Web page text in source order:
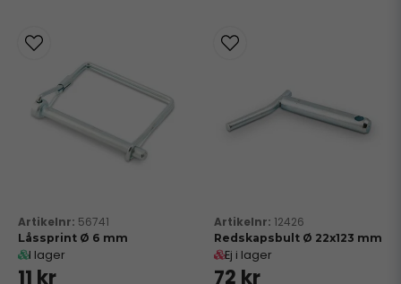
56741
Låssprint Ø 6 mm
I lager
11 kr
12426
Redskapsbult Ø 22x123 mm
Ej i lager
72 kr